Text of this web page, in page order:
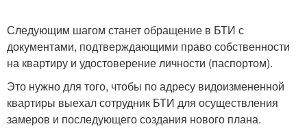
Следующим шагом станет обращение в БТИ с
документами, подтверждающими право собственности
на квартиру и удостоверение личности (паспортом).
Это нужно для того, чтобы по адресу видоизмененной
квартиры выехал сотрудник БТИ для осуществления
замеров и последующего создания нового плана.